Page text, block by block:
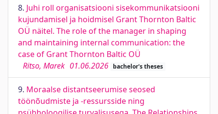
8. Juhi roll organisatsiooni sisekommunikatsiooni
kujundamisel ja hoidmisel Grant Thornton Baltic
OÜ näitel. The role of the manager in shaping
and maintaining internal communication: the
case of Grant Thornton Baltic OÜ
Ritso, Marek 01.06.2026 bachelor's theses
9. Moraalse distantseerumise seosed
töönõudmiste ja -ressursside ning